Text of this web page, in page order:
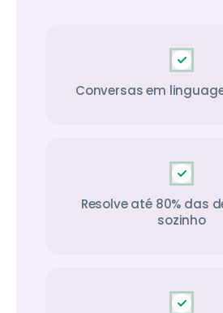
Conversas em
Resolve até 80% das
sozinho